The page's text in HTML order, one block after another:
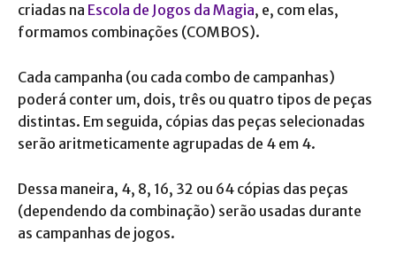
criadas na Escola de Jogos da Magia, e, com elas,
formamos combinações (COMBOS).
Cada campanha (ou cada combo de campanhas)
poderá conter um, dois, três ou quatro tipos de peças
distintas. Em seguida, cópias das peças selecionadas
serão aritmeticamente agrupadas de 4 em 4.
Dessa maneira, 4, 8, 16, 32 ou 64 cópias das peças
(dependendo da combinação) serão usadas durante
as campanhas de jogos.